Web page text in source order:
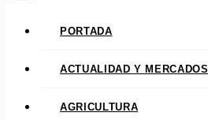
PORTADA
ACTUALIDAD Y MERCADOS
AGRICULTURA